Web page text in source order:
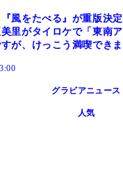
『風をたべる』が重版決
里がタイロケで「東南
が、けっこう満喫できま
グラビアニュース
人気